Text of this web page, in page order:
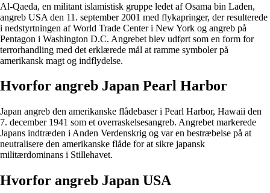
Al-Qaeda, en militant islamistisk gruppe ledet af Osama bin Laden,
angreb USA den 11. september 2001 med flykapringer, der resulterede
i nedstyrtningen af World Trade Center i New York og angreb på
Pentagon i Washington D.C. Angrebet blev udført som en form for
terrorhandling med det erklærede mål at ramme symboler på
amerikansk magt og indflydelse.
Hvorfor angreb Japan Pearl Harbor
Japan angreb den amerikanske flådebaser i Pearl Harbor, Hawaii den
7. december 1941 som et overraskelsesangreb. Angrebet markerede
Japans indtræden i Anden Verdenskrig og var en bestræbelse på at
neutralisere den amerikanske flåde for at sikre japansk
militærdominans i Stillehavet.
Hvorfor angreb Japan USA